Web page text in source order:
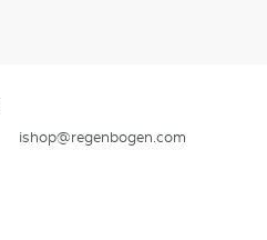
ishop@regenbogen.com